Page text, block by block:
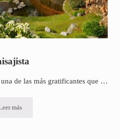
de las más gratificantes que …
más
Paisajista